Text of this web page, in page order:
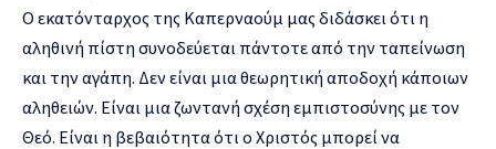
Ο εκατόνταρχος της Καπερναούμ μας διδάσκει ότι η
αληθινή πίστη συνοδεύεται πάντοτε από την ταπείνωση
και την αγάπη. Δεν είναι μια θεωρητική αποδοχή κάποιων
αληθειών. Είναι μια ζωντανή σχέση εμπιστοσύνης με τον
Θεό. Είναι η βεβαιότητα ότι ο Χριστός μπορεί να